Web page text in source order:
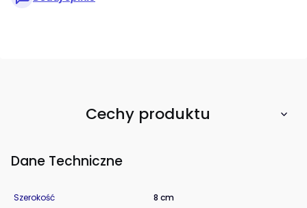
Cechy produktu
Dane Techniczne
Szerokość 8 cm